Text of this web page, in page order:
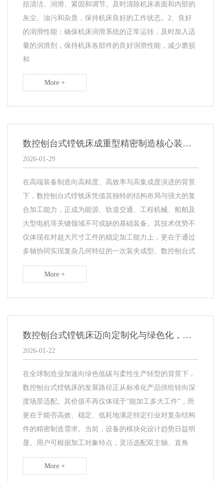
括清洁、润滑、紧固和调节。及时清除机床表面和内部的
灰尘、油污和杂质，保持机床良好的工作状态。2、良好
的润滑性能：确保机床润滑系统的正常运转，及时加入适
量的润滑剂，保持机床各部件的良好润滑性能，减少磨损
和
More +
数控刨台式镗铣床成重型精密制造核心装备，多轴联动能力驱动产业升级
2026-01-29
在高端装备制造向高精度、高效率与高集成度演进的背景
下，数控刨台式镗铣床凭借其独特的结构布局与强大的复
合加工能力，正成为能源、轨道交通、工程机械、船舶及
大型电机等关键领域不可或缺的基础装备。其技术优势不
仅体现在对超大尺寸工件的稳定加工能力上，更在于通过
多轴协同实现复杂几何特征的一次装夹成型。数控刨台式
More +
数控刨台式镗铣床迈向定制化与绿色化，应用场景持续拓展
2026-01-22
在全球制造业加速向绿色低碳与柔性生产转型的背景下，
数控刨台式镗铣床的发展路径正从标准化产品供给转向深
度场景适配。其价值不再仅体现于“能加工多大工件”，而
更在于能否高效、稳定、低耗地满足特定行业对复杂结构
件的精密制造需求。当前，设备的模块化设计趋势日益明
显。用户可根据加工对象特点，灵活选配双主轴、直角
More +